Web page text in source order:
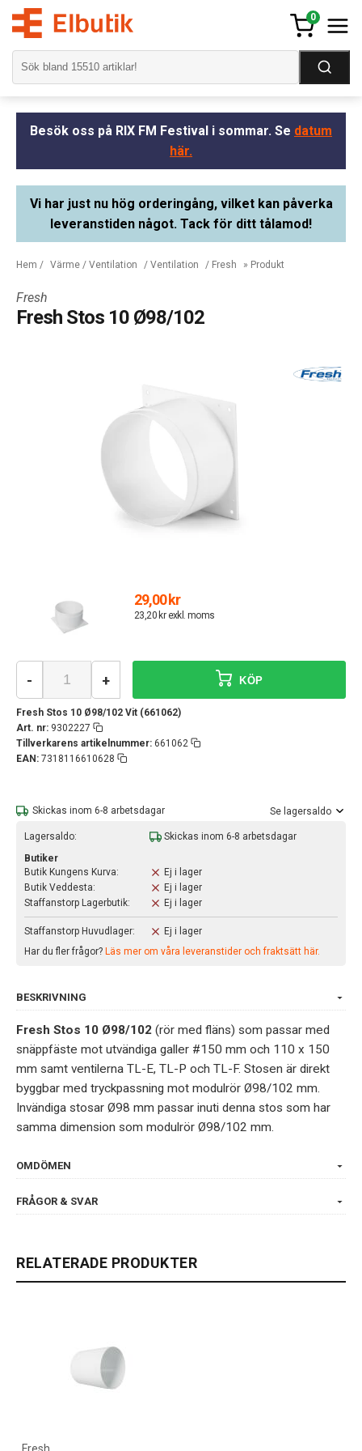
0
Besök oss på RIX FM Festival i sommar. Se datum
här.
Vi har just nu hög orderingång, vilket kan påverka
leveranstiden något. Tack för ditt tålamod!
Hem / Värme / Ventilation / Ventilation / Fresh » Produkt
Fresh
Fresh Stos 10 Ø98/102
29,00 kr
23,20 kr exkl. moms
Fresh Stos 10 Ø98/102 Vit (661062)
Art. nr: 9302227
Tillverkarens artikelnummer: 661062
EAN: 7318116610628
- + KÖP
Skickas inom 6-8 arbetsdagar Se lagersaldo
Lagersaldo:
Skickas inom 6-8 arbetsdagar
Butiker
Butik Kungens Kurva:
Ej i lager
Butik Veddesta:
Ej i lager
Staffanstorp Lagerbutik:
Ej i lager
Staffanstorp Huvudlager:
Ej i lager
Har du fler frågor? Läs mer om våra leveranstider och fraktsätt här.
BESKRIVNING
Fresh Stos 10 Ø98/102 (rör med fläns) som passar med
snäppfäste mot utvändiga galler #150 mm och 110 x 150
mm samt ventilerna TL-E, TL-P och TL-F. Stosen är direkt
byggbar med tryckpassning mot modulrör Ø98/102 mm.
Invändiga stosar Ø98 mm passar inuti denna stos som har
samma dimension som modulrör Ø98/102 mm.
OMDÖMEN
FRÅGOR & SVAR
RELATERADE PRODUKTER